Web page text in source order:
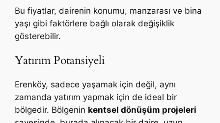
Bu fiyatlar, dairenin konumu, manzarası ve bina
yaşı gibi faktörlere bağlı olarak değişiklik
gösterebilir.
Yatırım Potansiyeli
Erenköy, sadece yaşamak için değil, aynı
zamanda yatırım yapmak için de ideal bir
bölgedir. Bölgenin kentsel dönüşüm projeleri